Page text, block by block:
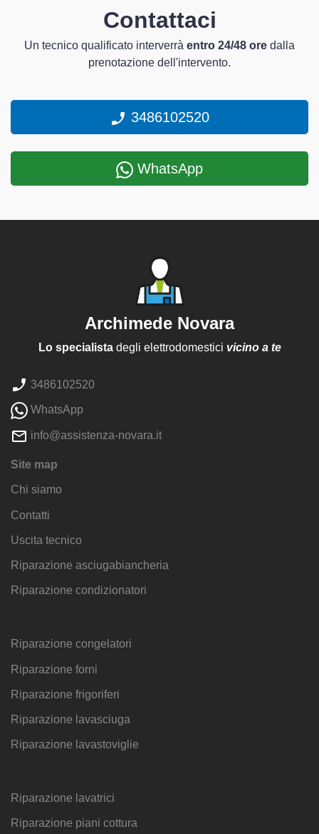
Contattaci
Un tecnico qualificato interverrà entro 24/48 ore dalla
prenotazione dell'intervento.
3486102520
WhatsApp
Archimede Novara
Lo specialistadegli elettrodomestici vicino a te
3486102520
WhatsApp
info@assistenza-novara.it
Site map
Chi siamo
Contatti
Uscita tecnico
Riparazione asciugabiancheria
Riparazione condizionatori
Riparazione congelatori
Riparazione forni
Riparazione frigoriferi
Riparazione lavasciuga
Riparazione lavastoviglie
Riparazione lavatrici
Riparazione piani cottura